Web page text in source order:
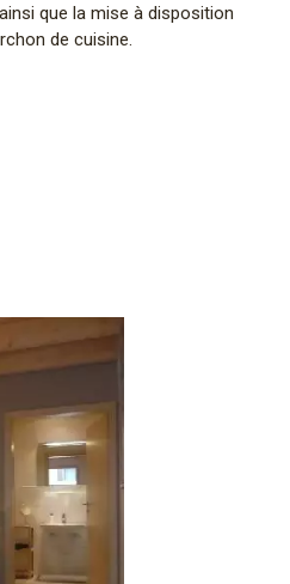
que la mise à disposition
de cuisine.